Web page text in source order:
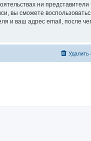
ни
вы сможете
и ваш адрес email, после
Удалить